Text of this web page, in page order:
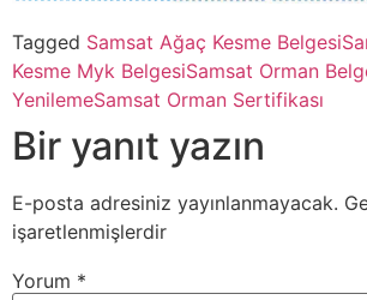
Tagged Samsat Ağaç Kesme Belgesi
Kesme Myk BelgesiSamsat Orman
YenilemeSamsat Orman Sertifikası
Bir yanıt yazın
E-posta adresiniz yayınlanmayacak.
işaretlenmişlerdir
Yorum *